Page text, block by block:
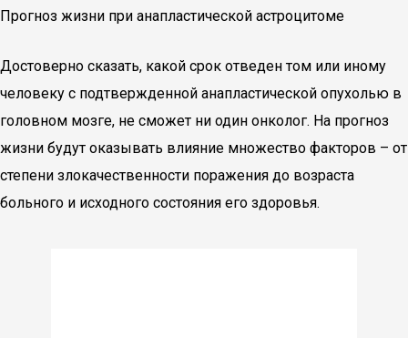
Прогноз жизни при анапластической астроцитоме
Достоверно сказать, какой срок отведен том или иному
человеку с подтвержденной анапластической опухолью в
головном мозге, не сможет ни один онколог. На прогноз
жизни будут оказывать влияние множество факторов – от
степени злокачественности поражения до возраста
больного и исходного состояния его здоровья.